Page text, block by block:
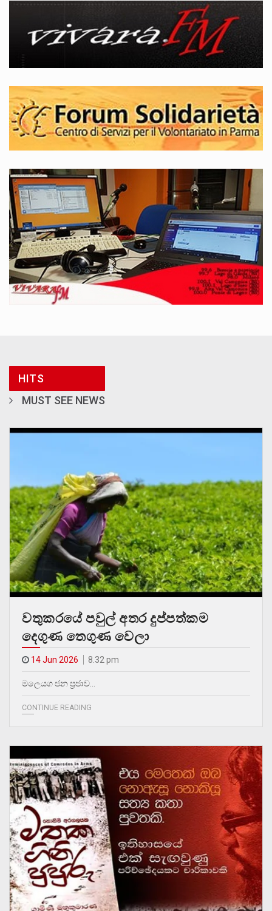
HITS
MUST SEE NEWS
වතුකරයේ පවුල් අතර දුප්පත්කම
දෙගුණ තෙගුණ වෙලා
14 Jun 2026 8.32 pm
මලෙයග ජන ප්‍රජාව…
CONTINUE READING